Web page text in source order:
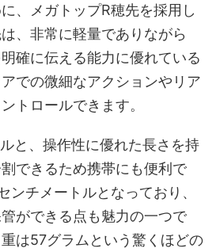
、メガトップR穂先を採用し
、非常に軽量でありながら
確に伝える能力に優れている
での微細なアクションやリア
トロールできます。
と、操作性に優れた長さを持
できるため携帯にも便利で
ンチメートルとなっており、
ができる点も魅力の一つで
は57グラムという驚くほどの